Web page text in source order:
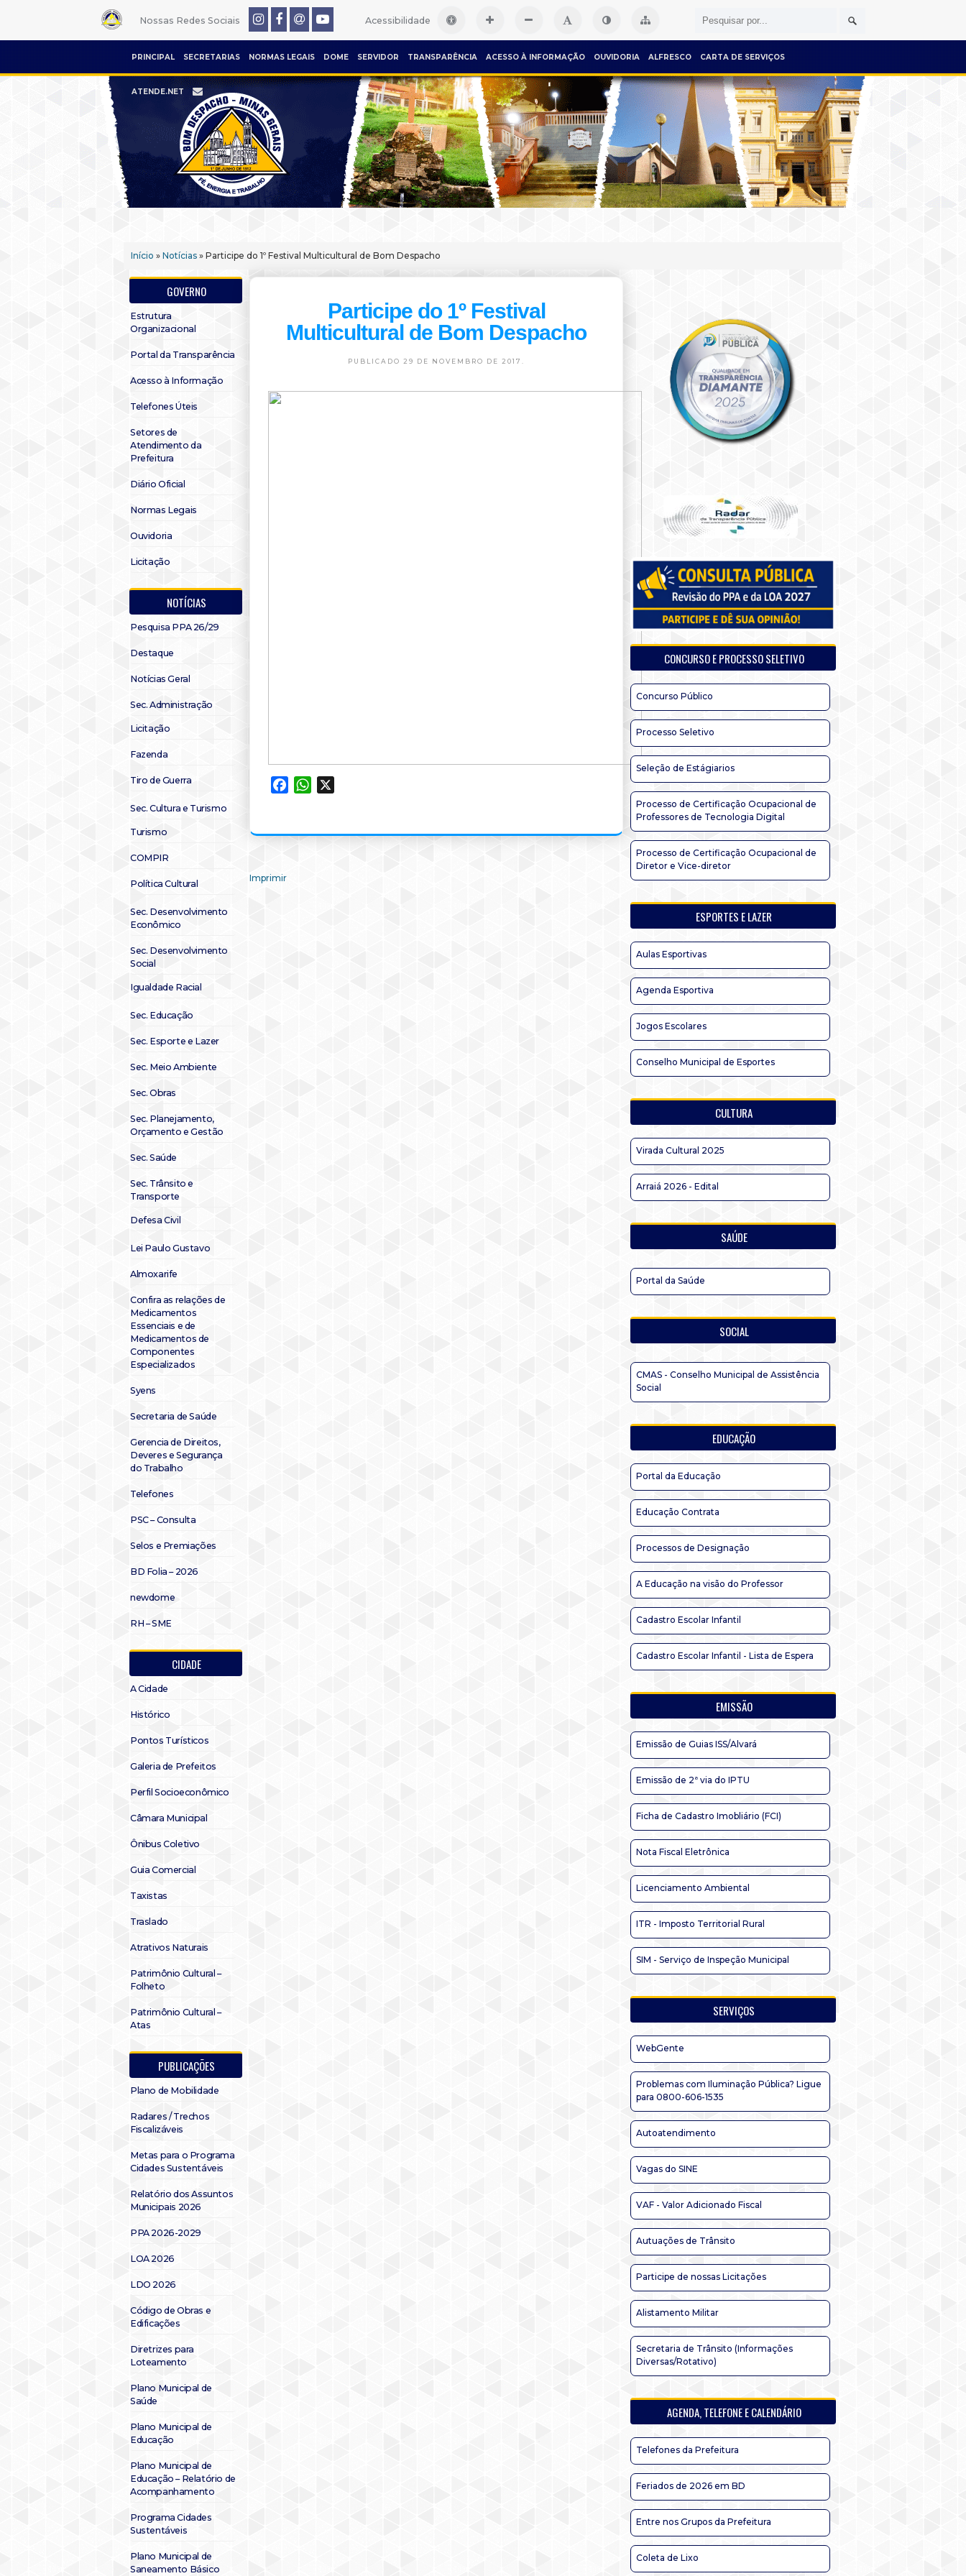
Nossas Redes Sociais Acessibilidade
PRINCIPAL SECRETARIAS NORMAS LEGAIS DOME SERVIDOR TRANSPARÊNCIA ACESSO À INFORMAÇÃO OUVIDORIA ALFRESCO CARTA DE SERVIÇOS
ATENDE.NET
Início » Notícias » Participe do 1º Festival Multicultural de Bom Despacho
GOVERNO
Estrutura
Organizacional
Portal da Transparência
Acesso à Informação
Telefones Úteis
Setores de
Atendimento da
Prefeitura
Diário Oficial
Normas Legais
Ouvidoria
Licitação
NOTÍCIAS
Pesquisa PPA 26/29
Destaque
Notícias Geral
Sec. Administração
Licitação
Fazenda
Tiro de Guerra
Sec. Cultura e Turismo
Turismo
COMPIR
Política Cultural
Sec. Desenvolvimento
Econômico
Sec. Desenvolvimento
Social
Igualdade Racial
Sec. Educação
Sec. Esporte e Lazer
Sec. Meio Ambiente
Sec. Obras
Sec. Planejamento,
Orçamento e Gestão
Sec. Saúde
Sec. Trânsito e
Transporte
Defesa Civil
Lei Paulo Gustavo
Almoxarife
Confira as relações de
Medicamentos
Essenciais e de
Medicamentos de
Componentes
Especializados
Syens
Secretaria de Saúde
Gerencia de Direitos,
Deveres e Segurança
do Trabalho
Telefones
PSC – Consulta
Selos e Premiações
BD Folia – 2026
newdome
RH – SME
CIDADE
A Cidade
Histórico
Pontos Turísticos
Galeria de Prefeitos
Perfil Socioeconômico
Câmara Municipal
Ônibus Coletivo
Guia Comercial
Taxistas
Traslado
Atrativos Naturais
Patrimônio Cultural –
Folheto
Patrimônio Cultural –
Atas
PUBLICAÇÕES
Plano de Mobilidade
Radares / Trechos
Fiscalizáveis
Metas para o Programa
Cidades Sustentáveis
Relatório dos Assuntos
Municipais 2026
PPA 2026-2029
LOA 2026
LDO 2026
Código de Obras e
Edificações
Diretrizes para
Loteamento
Plano Municipal de
Saúde
Plano Municipal de
Educação
Plano Municipal de
Educação – Relatório de
Acompanhamento
Programa Cidades
Sustentáveis
Plano Municipal de
Saneamento Básico
Participe do 1º Festival
Multicultural de Bom Despacho
PUBLICADO 29 DE NOVEMBRO DE 2017.
FacebookWhatsApp
Imprimir
CONCURSO E PROCESSO SELETIVO
Concurso Público
Processo Seletivo
Seleção de Estágiarios
Processo de Certificação Ocupacional de
Professores de Tecnologia Digital
Processo de Certificação Ocupacional de
Diretor e Vice-diretor
ESPORTES E LAZER
Aulas Esportivas
Agenda Esportiva
Jogos Escolares
Conselho Municipal de Esportes
CULTURA
Virada Cultural 2025
Arraiá 2026 - Edital
SAÚDE
Portal da Saúde
SOCIAL
CMAS - Conselho Municipal de Assistência
Social
EDUCAÇÃO
Portal da Educação
Educação Contrata
Processos de Designação
A Educação na visão do Professor
Cadastro Escolar Infantil
Cadastro Escolar Infantil - Lista de Espera
EMISSÃO
Emissão de Guias ISS/Alvará
Emissão de 2ª via do IPTU
Ficha de Cadastro Imobliário (FCI)
Nota Fiscal Eletrônica
Licenciamento Ambiental
ITR - Imposto Territorial Rural
SIM - Serviço de Inspeção Municipal
SERVIÇOS
WebGente
Problemas com Iluminação Pública? Ligue
para 0800-606-1535
Autoatendimento
Vagas do SINE
VAF - Valor Adicionado Fiscal
Autuações de Trânsito
Participe de nossas Licitações
Alistamento Militar
Secretaria de Trânsito (Informações
Diversas/Rotativo)
AGENDA, TELEFONE E CALENDÁRIO
Telefones da Prefeitura
Feriados de 2026 em BD
Entre nos Grupos da Prefeitura
Coleta de Lixo